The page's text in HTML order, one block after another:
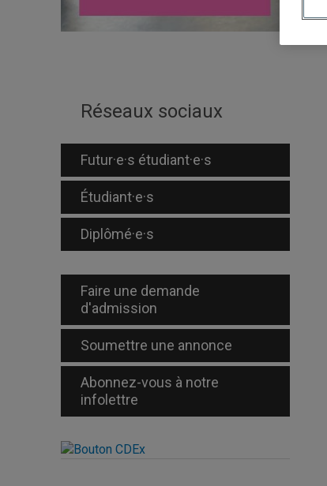
Réseaux sociaux
Futur·e·s étudiant·e·s
Étudiant·e·s
Diplômé·e·s
Faire une demande
d'admission
Soumettre une annonce
Abonnez-vous à notre
infolettre